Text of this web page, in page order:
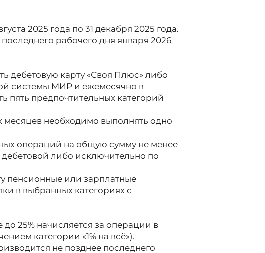
2025 года по 31 декабря 2025 года.
рабочего дня января 2026
дебетовую карту «Своя Плюс» либо
системы МИР и ежемесячно в
предпочтительных категорий
месяцев необходимо выполнять одно
операций на общую сумму не менее
либо исключительно по
пенсионные или зарплатные
в выбранных категориях с
25% начисляется за операции в
категории «1% на всё»).
не позднее последнего